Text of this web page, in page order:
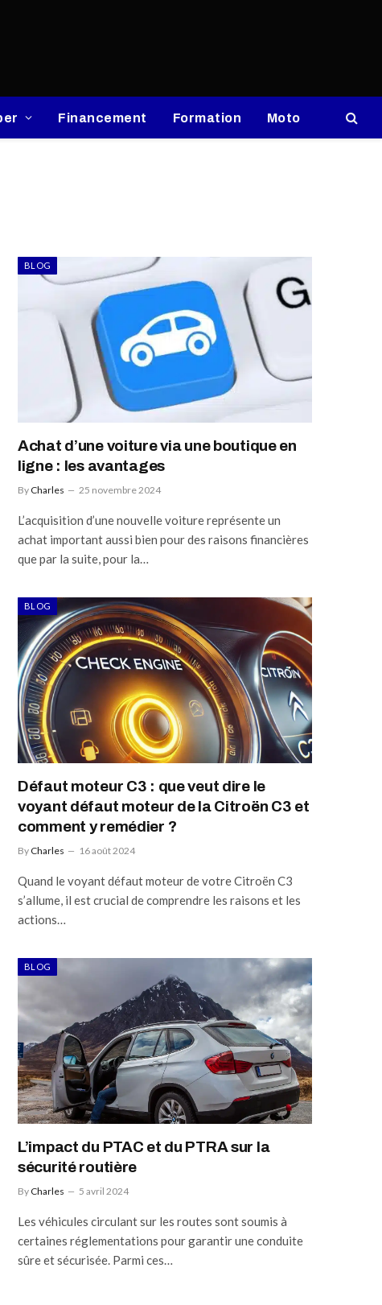
Financement Formation Moto
BLOG
Achat d’une voiture via une boutique en
ligne : les avantages
By Charles 25 novembre 2024
L’acquisition d’une nouvelle voiture représente un
achat important aussi bien pour des raisons financières
que par la suite, pour la…
BLOG
Défaut moteur C3 : que veut dire le
voyant défaut moteur de la Citroën C3 et
comment y remédier ?
By Charles 16 août 2024
Quand le voyant défaut moteur de votre Citroën C3
s’allume, il est crucial de comprendre les raisons et les
actions…
BLOG
L’impact du PTAC et du PTRA sur la
sécurité routière
By Charles 5 avril 2024
Les véhicules circulant sur les routes sont soumis à
certaines réglementations pour garantir une conduite
sûre et sécurisée. Parmi ces…